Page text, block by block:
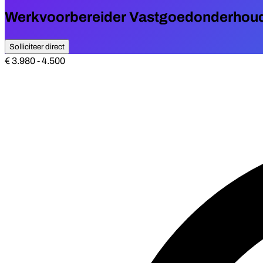
Werkvoorbereider
Solliciteer direct
€ 3.980 - 4.500